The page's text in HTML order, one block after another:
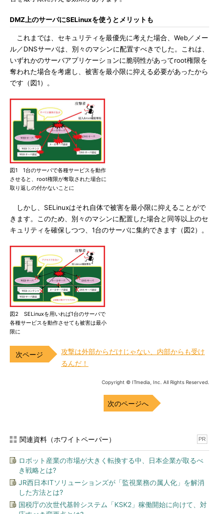
DMZ上のサーバにSELinuxを使うとメリットも
これまでは、セキュリティを最優先に考えた場合、Web／メー
ル／DNSサーバは、別々のマシンに配置すべきでした。これは、
いずれかのサーバアプリケーションに脆弱性があってroot権限を
奪われた場合を考慮し、被害を最小限に抑える必要があったから
です（図1）。
図1 1台のサーバで各種サービスを動作
させると、root権限が奪取された場合に
取り返しの付かないことに
しかし、SELinuxはそれ自体で被害を最小限に抑えることがで
きます。このため、別々のマシンに配置した場合と同等以上のセ
キュリティを確保しつつ、1台のサーバに集約できます（図2）。
図2 SELinuxを用いれば1台のサーバで
各種サービスを動作させても被害は最小
限に
攻撃は外部からだけじゃない、内部からも受け
るんだ！
Copyright © ITmedia, Inc. All Rights Reserved.
次のページへ
関連資料（ホワイトペーパー） PR
ロボット産業の市場が大きく転換する中、日本企業が取るべ
き戦略とは?
JR西日本ITソリューションズが「監視業務の属人化」を解消
した方法とは?
国税庁の次世代基幹システム「KSK2」稼働開始に向けて、対